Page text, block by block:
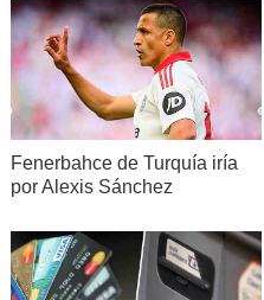
Fenerbahce de Turquía iría
por Alexis Sánchez